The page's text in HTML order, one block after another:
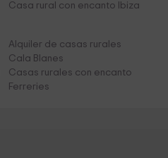
Casa rural con encanto Ibiza
Alquiler de casas rurales
Cala Blanes
Casas rurales con encanto
Ferreries